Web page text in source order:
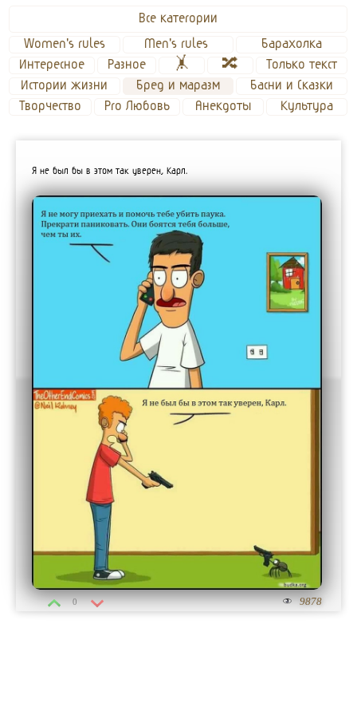
Все категории
Women's rules
Men's rules
Барахолка
Интересное
Разное 🤸 🔀
Только текст
Истории жизни
Бред и маразм
Басни и Сказки
Творчество
Pro Любовь Анекдоты Культура
9878
0
Я не был бы в этом так уверен, Карл.